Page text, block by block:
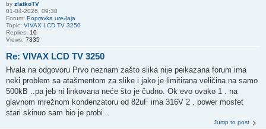
by zlatkoTV
01-04-2026, 09:38
Forum: Popravka uređaja
Topic: VIVAX LCD TV 3250
Replies: 10
Views: 7335
Re: VIVAX LCD TV 3250
Hvala na odgovoru Prvo neznam zašto slika nije peikazana forum ima
neki problem sa atašmentom za slike i jako je limitirana veličina na samo
500kB ..pa jeb ni linkovana neće što je čudno. Ok evo ovako 1 . na
glavnom mrežnom kondenzatoru od 82uF ima 316V 2 . power mosfet
stari skinuo sam bio je probi...
Jump to post